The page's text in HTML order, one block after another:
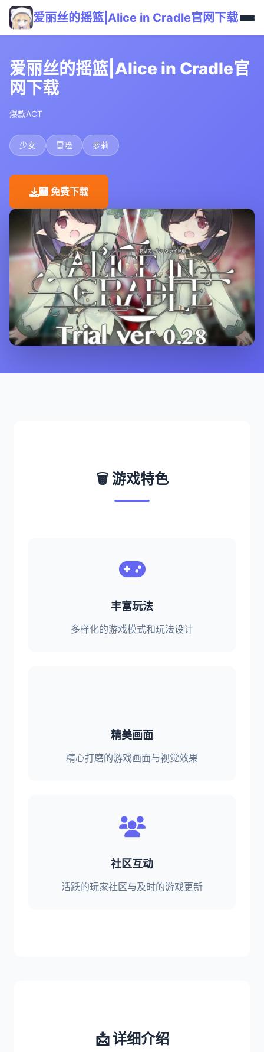
爱丽丝的摇篮|Alice in Cradle官网下载
爱丽丝的摇篮|Alice in Cradle官
网下载
爆款ACT
少女 冒险 萝莉
🏧 免费下载
🗑️ 游戏特色
丰富玩法
多样化的游戏模式和玩法设计
精美画面
精心打磨的游戏画面与视觉效果
社区互动
活跃的玩家社区与及时的游戏更新
📩 详细介绍